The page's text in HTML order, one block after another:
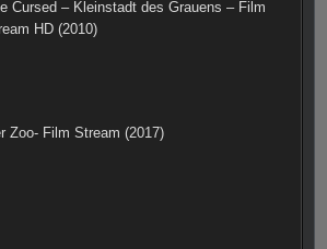
Cursed – Kleinstadt des Grauens – Film
HD (2010)
Zoo- Film Stream (2017)